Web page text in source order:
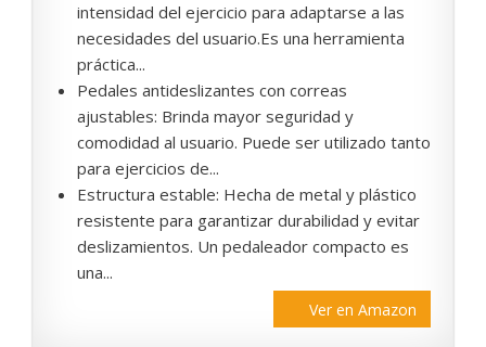
intensidad del ejercicio para adaptarse a las
necesidades del usuario.Es una herramienta
práctica...
Pedales antideslizantes con correas
ajustables: Brinda mayor seguridad y
comodidad al usuario. Puede ser utilizado tanto
para ejercicios de...
Estructura estable: Hecha de metal y plástico
resistente para garantizar durabilidad y evitar
deslizamientos. Un pedaleador compacto es
una...
Ver en Amazon